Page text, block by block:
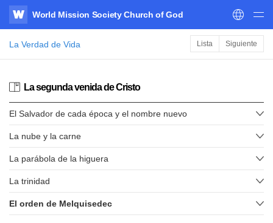
WATV
World Mission Society Church of God
La Verdad de Vida Lista Siguiente
La segunda venida de Cristo
El Salvador de cada época y el nombre nuevo
La nube y la carne
La parábola de la higuera
La trinidad
El orden de Melquisedec